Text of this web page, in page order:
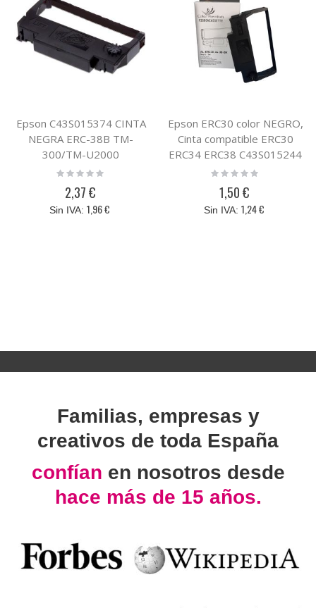
Epson C43S015374 CINTA
NEGRA ERC-38B TM-
300/TM-U2000
Rating:
2,37 €
1,96 €
Epson ERC30 color NEGRO,
Cinta compatible ERC30
ERC34 ERC38 C43S015244
Rating:
1,50 €
1,24 €
Familias, empresas y
creativos de toda España
confían en nosotros desde
hace más de 15 años.